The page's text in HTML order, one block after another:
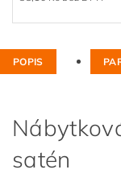
POPIS
satén